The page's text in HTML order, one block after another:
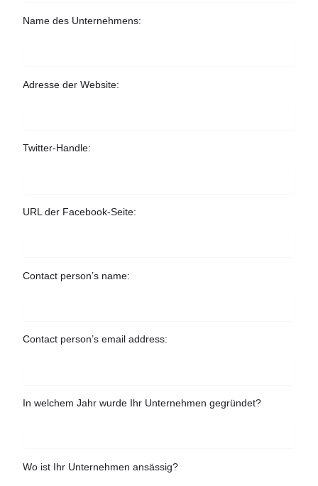
Name des Unternehmens:
Adresse der Website:
Twitter-Handle:
URL der Facebook-Seite:
Contact person’s name:
Contact person’s email address:
In welchem Jahr wurde Ihr Unternehmen gegründet?
Wo ist Ihr Unternehmen ansässig?